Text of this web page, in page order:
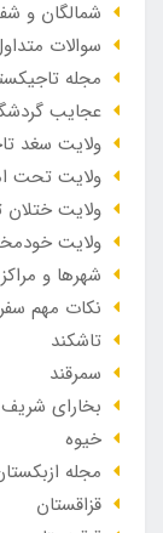
شمالگان و
سوالات
مجله
عجایب
ولایت سغد
ولایت تحت
ولایت ختلان
ولایت
شهرها و
نکات مهم
تاشکند
سمرقند
بخارای شریف
خیوه
مجله
قزاقستان